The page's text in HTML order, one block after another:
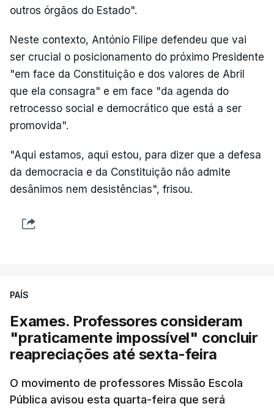
outros órgãos do Estado".
Neste contexto, António Filipe defendeu que vai
ser crucial o posicionamento do próximo Presidente
"em face da Constituição e dos valores de Abril
que ela consagra" e em face "da agenda do
retrocesso social e democrático que está a ser
promovida".
"Aqui estamos, aqui estou, para dizer que a defesa
da democracia e da Constituição não admite
desânimos nem desistências", frisou.
PAÍS
Exames. Professores consideram
"praticamente impossível" concluir
reapreciações até sexta-feira
O movimento de professores Missão Escola
Pública avisou esta quarta-feira que será